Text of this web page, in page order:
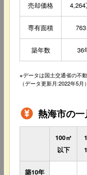
売却価格
専有面積
築年数 36
※データは国土交通省の不
（データ更新月:2022年5月）
熱海市の
100㎡
以下
築10年